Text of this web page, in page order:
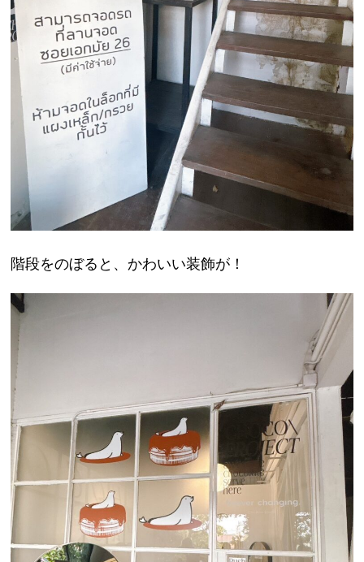
階段をのぼると、かわいい装飾が！